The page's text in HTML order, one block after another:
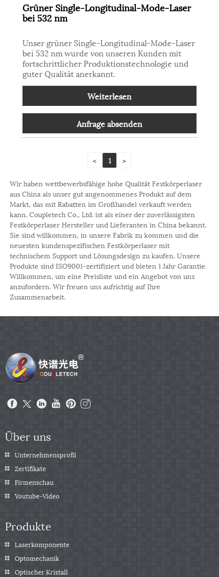
Grüner Single-Longitudinal-Mode-Laser
bei 532 nm
Unser grüner Single-Longitudinal-Mode-Laser
bei 532 nm wurde von unseren Kunden mit
fortschrittlicher Produktionstechnologie und
guter Qualität anerkannt.
Weiterlesen
Anfrage absenden
< 1 >
Wir haben wettbewerbsfähige hohe Qualität Festkörperlaser
aus China als unser gut angenommenes Produkt auf dem
Markt, das mit Rabatten im Großhandel verkauft werden
kann. Coupletech Co., Ltd. ist als einer der zuverlässigsten
Festkörperlaser Hersteller und Lieferanten in China bekannt.
Sie sind willkommen, in unsere Fabrik zu kommen und die
neuesten kundenspezifischen Festkörperlaser mit
technischem Support und Lösungsdesign zu kaufen. Unsere
Produkte sind ISO9001-zertifiziert und bieten 1 Jahr Garantie.
Willkommen, um eine Preisliste und ein Angebot von uns
anzufordern. Wir freuen uns aufrichtig auf Ihre
Zusammenarbeit.
Über uns
Unternehmensprofil
Zertifikate
Firmenschau
Youtube-Video
Produkte
Laserkomponente
Optomechanik
Optischer Kristall